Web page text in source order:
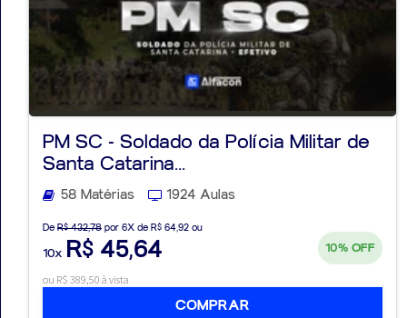
PM SC - Soldado da Polícia Militar de
Santa Catarina...
58 Matérias 1924 Aulas
De R$ 432,78 por 6X de R$ 64,92 ou
10x R$ 45,64 10% OFF
ou R$ 389,50 à vista
COMPRAR